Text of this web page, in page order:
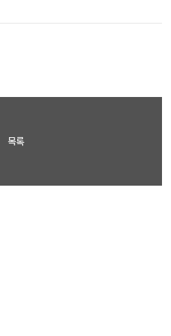
목록